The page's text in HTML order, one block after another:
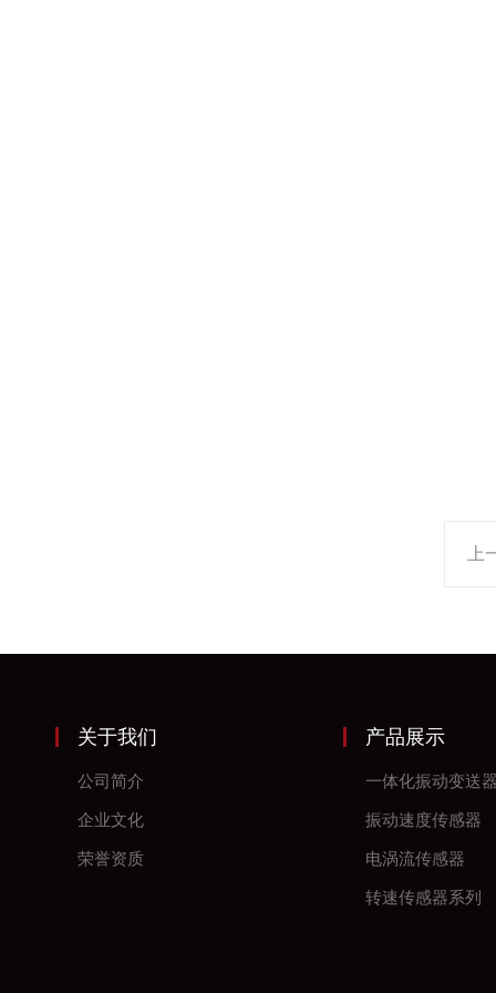
上
关于我们
公司简介
企业文化
荣誉资质
产品展示
一体化振动变送
振动速度传感器
电涡流传感器
转速传感器系列